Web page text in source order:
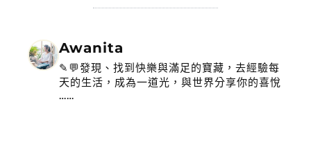
Awanita
✎💬發現、找到快樂與滿足的寶藏，去經驗每
天的生活，成為一道光，與世界分享你的喜悅
……